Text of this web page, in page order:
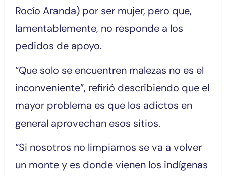
Rocío Aranda) por ser mujer, pero que,
lamentablemente, no responde a los
pedidos de apoyo.
“Que solo se encuentren malezas no es el
inconveniente”, refirió describiendo que el
mayor problema es que los adictos en
general aprovechan esos sitios.
“Si nosotros no limpiamos se va a volver
un monte y es donde vienen los indígenas